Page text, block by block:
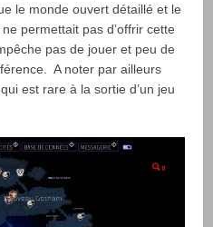
le monde ouvert détaillé et le
permettait pas d’offrir cette
pas de jouer et peu de
A noter par ailleurs
est rare à la sortie d’un jeu